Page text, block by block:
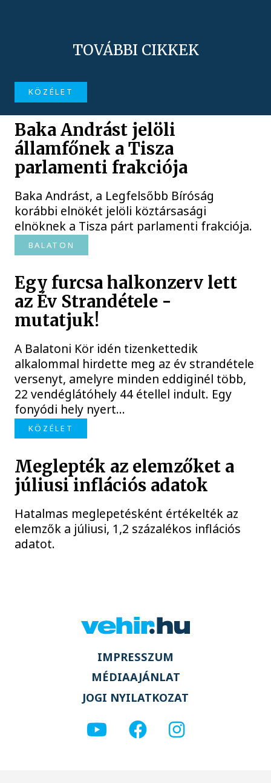
TOVÁBBI CIKKEK
KÖZÉLET
Baka Andrást jelöli
államfőnek a Tisza
parlamenti frakciója
Baka Andrást, a Legfelsőbb Bíróság
korábbi elnökét jelöli köztársasági
elnöknek a Tisza párt parlamenti frakciója.
BALATON
Egy furcsa halkonzerv lett
az Év Strandétele -
mutatjuk!
A Balatoni Kör idén tizenkettedik
alkalommal hirdette meg az év strandétele
versenyt, amelyre minden eddiginél több,
22 vendéglátóhely 44 étellel indult. Egy
fonyódi hely nyert...
KÖZÉLET
Meglepték az elemzőket a
júliusi inflációs adatok
Hatalmas meglepetésként értékelték az
elemzők a júliusi, 1,2 százalékos inflációs
adatot.
IMPRESSZUM
MÉDIAAJÁNLAT
JOGI NYILATKOZAT